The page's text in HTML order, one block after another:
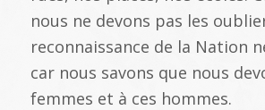
nous ne devons pas les
reconnaissance de la Nation
car nous savons que nous
femmes et à ces hommes.